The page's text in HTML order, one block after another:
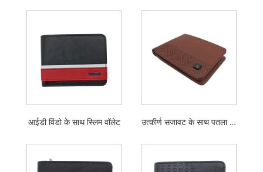
आईडी विंडो के साथ स्लिम वॉलेट उत्कीर्ण सजावट के साथ पतला बटुआ